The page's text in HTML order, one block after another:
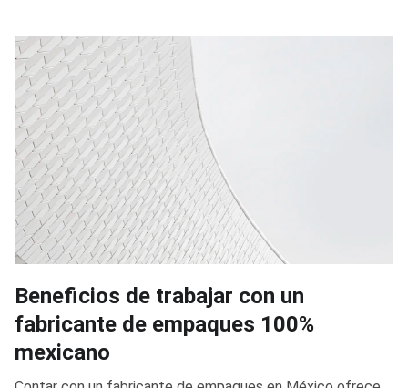
Beneficios de trabajar con un
fabricante de empaques 100%
mexicano